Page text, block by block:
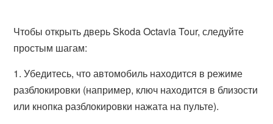
Чтобы открыть дверь Skoda Octavia Tour, следуйте
простым шагам:
1. Убедитесь, что автомобиль находится в режиме
разблокировки (например, ключ находится в близости
или кнопка разблокировки нажата на пульте).